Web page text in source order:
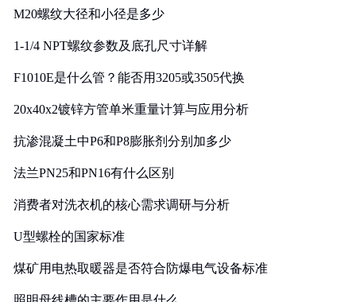
M20螺纹大径和小径是多少
1-1/4 NPT螺纹参数及底孔尺寸详解
F1010E是什么管？能否用3205或3505代换
20x40x2镀锌方管单米重量计算与应用分析
抗渗混凝土中P6和P8膨胀剂分别加多少
法兰PN25和PN16有什么区别
消费者对洗衣机的核心需求调研与分析
U型螺栓的国家标准
煤矿用电热取暖器是否符合防爆电气设备标准